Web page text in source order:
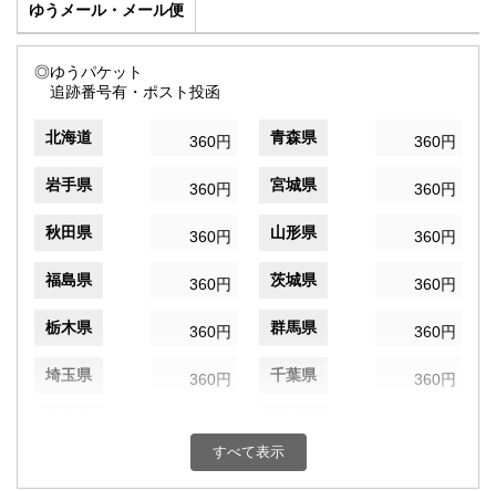
ゆうメール・メール便
◎ゆうパケット
追跡番号有・ポスト投函
北海道 360円 青森県 360円
岩手県 360円 宮城県 360円
秋田県 360円 山形県 360円
福島県 360円 茨城県 360円
栃木県 360円 群馬県 360円
埼玉県 360円 千葉県 360円
360円 富山県
すべて表示